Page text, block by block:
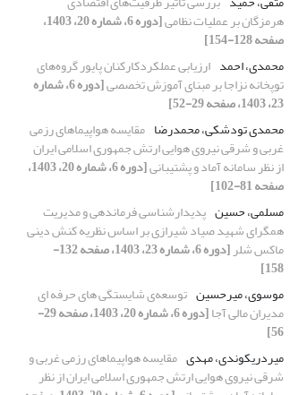
هرمزگان بر عملیات نظامی [دوره 6، شماره 20، 1403،
صفحه 128-154]
محمدی، احمد ارزیابی عملکردکارکنان پایور گروه‌های
توپخانه نزاجا بر مبنای آموزش تخصصی [دوره 6، شماره
23، 1403، صفحه 29-52]
محمدی تودشکی، محمدرضا مقایسه هواپیماهای رزمی
غربی و شرقی نیروی هوایی ارتش جمهوری اسلامی ایران
از نظر سامانه آماد و پشتیبانی [دوره 6، شماره 20، 1403،
صفحه 81-102]
مسلمی، حسین پدیدارشناسی فرماندهی و مدیریت
همگرای شهید صیاد شیرازی بر اساس نظریه کنش دینی
ماکس شلر [دوره 6، شماره 23، 1403، صفحه 132-
158]
موسوی، میرحسین توسعه‌ی شایستگی های حرفه ای
مدیران مالی آجا [دوره 6، شماره 20، 1403، صفحه 29-
56]
میردریکوندی، مهدی مقایسه هواپیماهای رزمی غربی و
شرقی نیروی هوایی ارتش جمهوری اسلامی ایران از نظر